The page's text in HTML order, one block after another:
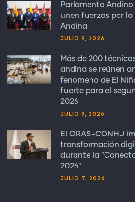
Parlamento Andino
unen fuerzas por la
Andina
JULIO 9, 2026
Más de 200
andina se reúnen
fenómeno de El
fuerte para el
2026
JULIO 9, 2026
El ORAS-CONHU
transformación
durante la
2026"
JULIO 7, 2026